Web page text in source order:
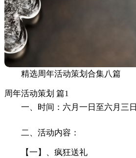
精选周年活动策划合集八篇
周年活动策划 篇1
一、时间：六月一日至六月三日
二、活动内容：
【一】、疯狂送礼